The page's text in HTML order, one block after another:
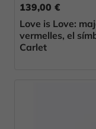
139,00 €
Love is Love:
vermelles, el
Carlet